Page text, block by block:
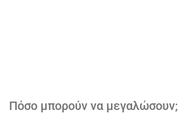
Πόσο μπορούν να μεγαλώσουν;